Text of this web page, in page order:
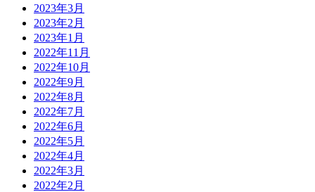
2023年3月
2023年2月
2023年1月
2022年11月
2022年10月
2022年9月
2022年8月
2022年7月
2022年6月
2022年5月
2022年4月
2022年3月
2022年2月